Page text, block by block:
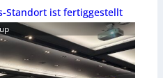
Standort ist fertiggestellt